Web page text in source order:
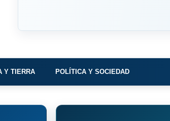
Y TIERRA POLÍTICA Y SOCIEDAD